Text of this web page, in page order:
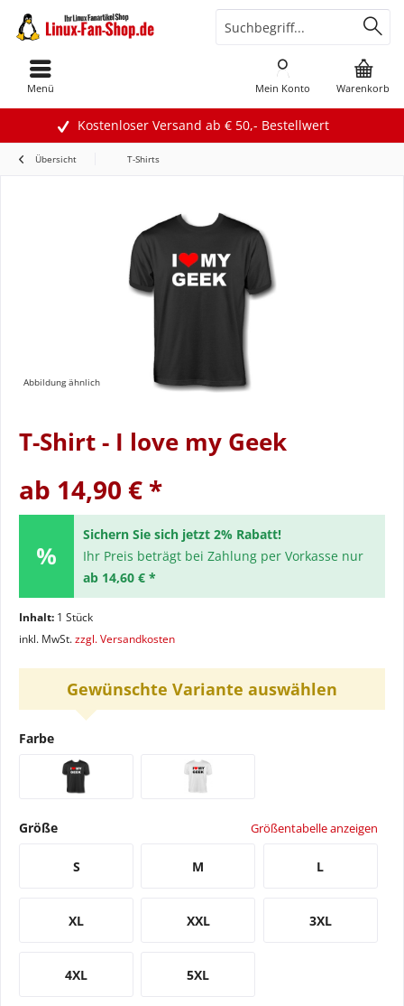
Kostenloser Versand ab € 50,- Bestellwert
Warenkorb
Mein Konto
Menü
Übersicht T-Shirts
Abbildung ähnlich
T-Shirt - I love my Geek
ab 14,90 € *
Sichern Sie sich jetzt 2% Rabatt!
Ihr Preis beträgt bei Zahlung per Vorkasse nur
ab 14,60 € *
Inhalt: 1 Stück
inkl. MwSt.zzgl. Versandkosten
Gewünschte Variante auswählen
Farbe
Größe Größentabelle anzeigen
S M L
XL XXL 3XL
4XL 5XL